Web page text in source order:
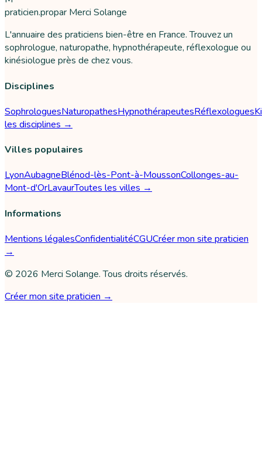
praticien.propar Merci Solange
L'annuaire des praticiens bien-être en France. Trouvez un
sophrologue, naturopathe, hypnothérapeute, réflexologue ou
kinésiologue près de chez vous.
Disciplines
SophrologuesNaturopathesHypnothérapeutesRéflexologues
les disciplines →
Villes populaires
LyonAubagneBlénod-lès-Pont-à-MoussonCollonges-au-
Mont-d'OrLavaurToutes les villes →
Informations
Mentions légalesConfidentialitéCGUCréer mon site praticien
→
© 2026 Merci Solange. Tous droits réservés.
Créer mon site praticien →